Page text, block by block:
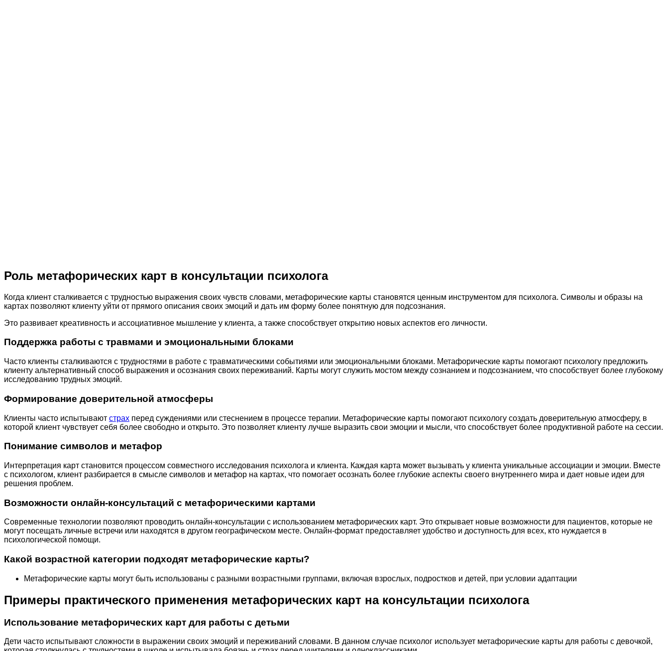
Роль метафорических карт в консультации психолога
Когда клиент сталкивается с трудностью выражения своих чувств словами, метафорические карты становятся ценным инструментом для психолога. Символы и образы на
картах позволяют клиенту уйти от прямого описания своих эмоций и дать им форму более понятную для подсознания.
Это развивает креативность и ассоциативное мышление у клиента, а также способствует открытию новых аспектов его личности.
Поддержка работы с травмами и эмоциональными блоками
Часто клиенты сталкиваются с трудностями в работе с травматическими событиями или эмоциональными блоками. Метафорические карты помогают психологу предложить
клиенту альтернативный способ выражения и осознания своих переживаний. Карты могут служить мостом между сознанием и подсознанием, что способствует более глубокому
исследованию трудных эмоций.
Формирование доверительной атмосферы
Клиенты часто испытывают страх перед суждениями или стеснением в процессе терапии. Метафорические карты помогают психологу создать доверительную атмосферу, в
которой клиент чувствует себя более свободно и открыто. Это позволяет клиенту лучше выразить свои эмоции и мысли, что способствует более продуктивной работе на сессии.
Понимание символов и метафор
Интерпретация карт становится процессом совместного исследования психолога и клиента. Каждая карта может вызывать у клиента уникальные ассоциации и эмоции. Вместе
с психологом, клиент разбирается в смысле символов и метафор на картах, что помогает осознать более глубокие аспекты своего внутреннего мира и дает новые идеи для
решения проблем.
Возможности онлайн-консультаций с метафорическими картами
Современные технологии позволяют проводить онлайн-консультации с использованием метафорических карт. Это открывает новые возможности для пациентов, которые не
могут посещать личные встречи или находятся в другом географическом месте. Онлайн-формат предоставляет удобство и доступность для всех, кто нуждается в
психологической помощи.
Какой возрастной категории подходят метафорические карты?
Метафорические карты могут быть использованы с разными возрастными группами, включая взрослых, подростков и детей, при условии адаптации
Примеры практического применения метафорических карт на консультации психолога
Использование метафорических карт для работы с детьми
Дети часто испытывают сложности в выражении своих эмоций и переживаний словами. В данном случае психолог использует метафорические карты для работы с девочкой,